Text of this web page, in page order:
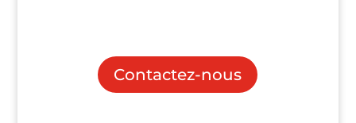
Contactez-nous